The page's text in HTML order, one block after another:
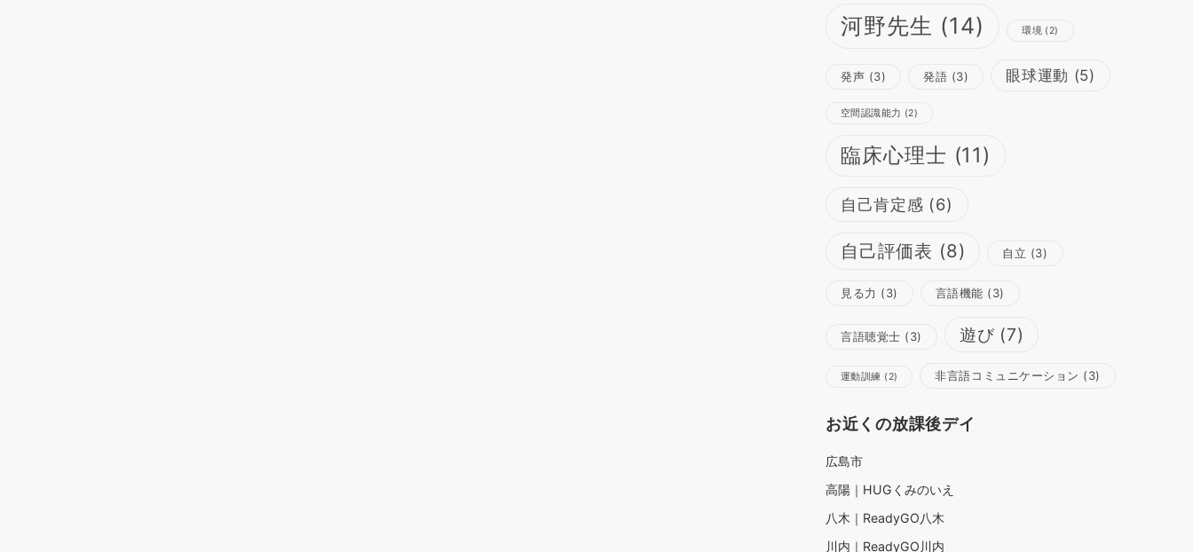
河野先生 (14) 環境(2)
発声 (3) 発語 (3) 眼球運動 (5)
空間認識能力 (2)
臨床心理士 (11)
自己肯定感 (6)
自己評価表 (8) 自立 (3)
見る力 (3) 言語機能 (3)
言語聴覚士 (3) 遊び(7)
運動訓練 (2) 非言語コミュニケーション (3)
お近くの放課後デイ
広島市
高陽｜HUGくみのいえ
八木｜ReadyGO八木
川内｜ReadyGO川内